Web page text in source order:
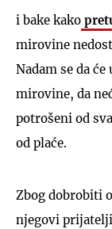
i bake kako
mirovine
Nadam se da
mirovine, da
potrošeni od
od plaće.
Zbog dobrobiti
njegovi